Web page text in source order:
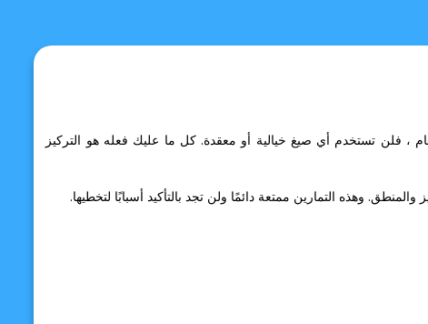
فلن تستخدم أي صيغ خيالية أو معقدة. كل ما عليك فعله هو التركيز
وهذه التمارين ممتعة دائمًا ولن تجد بالتأكيد أسبابًا لتخطيها.